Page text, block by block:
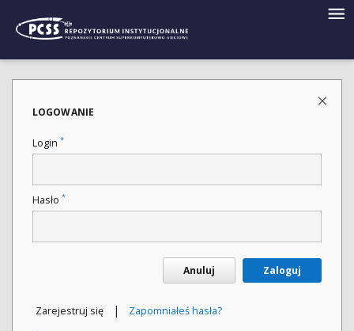
LOGOWANIE
Login *
Hasło *
Anuluj Zaloguj
Zarejestruj się | Zapomniałeś hasła?